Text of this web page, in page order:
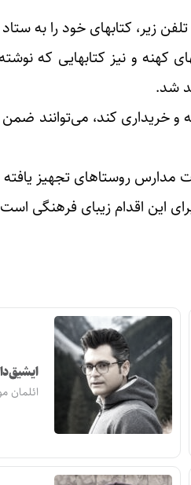
کهنه و نیز کتابهایی که
شد.
و خریداری کند، می‌توانند
ائلمان